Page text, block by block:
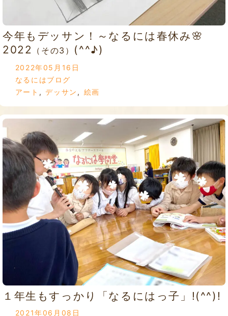
今年もデッサン！～なるには春休み🌸
2022
（その3） (^^♪)
2022年05月16日
なるにはブログ
アート ,デッサン , 絵画
１年生もすっかり「なるにはっ子」!(^^)!
2021年06月08日